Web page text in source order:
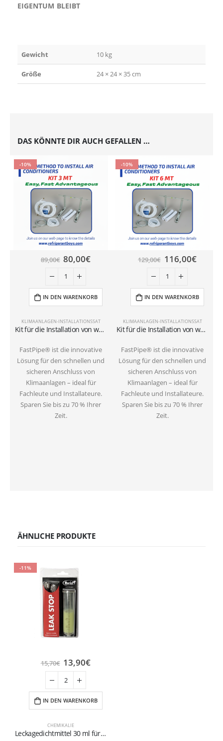
EIGENTUM BLEIBT
Gewicht 10 kg
Größe 24 × 24 × 35 cm
DAS KÖNNTE DIR AUCH GEFALLEN …
-10%
KLIMAANLAGEN-INSTALLATIONSSAT
Kit für die Installation von wandmontierten Klimaanlagen mit 3-Meter-Rohren 1/4″+3/8″SAE
FastPipe® ist die innovative
Lösung für den schnellen und
sicheren Anschluss von
Klimaanlagen – ideal für
Fachleute und Installateure.
Sparen Sie bis zu 70 % Ihrer
Zeit.
89,00€ 80,00€
IN DEN WARENKORB
-10%
KLIMAANLAGEN-INSTALLATIONSSAT
Kit für die Installation von wandmontierten Klimaanlagen mit 6-Meter-Rohren 1/4″+3/8″SAE
FastPipe® ist die innovative
Lösung für den schnellen und
sicheren Anschluss von
Klimaanlagen – ideal für
Fachleute und Installateure.
Sparen Sie bis zu 70 % Ihrer
Zeit.
129,00€ 116,00€
IN DEN WARENKORB
ÄHNLICHE PRODUKTE
-11%
CHEMIKALIE
Leckagedichtmittel 30 ml für Kühlung
15,70€ 13,90€
IN DEN WARENKORB